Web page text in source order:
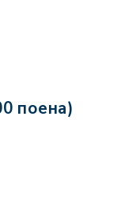
поена)